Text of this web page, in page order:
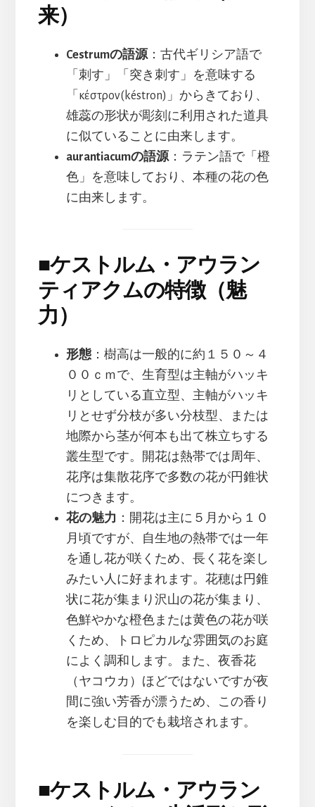
来）
Cestrumの語源：古代ギリシア語で
「刺す」「突き刺す」を意味する
「κέστρον(késtron)」からきており、
雄蕊の形状が彫刻に利用された道具
に似ていることに由来します。
aurantiacumの語源：ラテン語で「橙
色」を意味しており、本種の花の色
に由来します。
■ケストルム・アウラン
ティアクムの特徴（魅
力）
形態：樹高は一般的に約１５０～４
００ｃｍで、生育型は主軸がハッキ
リとしている直立型、主軸がハッキ
リとせず分枝が多い分枝型、または
地際から茎が何本も出て株立ちする
叢生型です。開花は熱帯では周年、
花序は集散花序で多数の花が円錐状
につきます。
花の魅力 ：開花は主に５月から１０
月頃ですが、自生地の熱帯では一年
を通し花が咲くため、長く花を楽し
みたい人に好まれます。花穂は円錐
状に花が集まり沢山の花が集まり、
色鮮やかな橙色または黄色の花が咲
くため、トロピカルな雰囲気のお庭
によく調和します。また、夜香花
（ヤコウカ）ほどではないですが夜
間に強い芳香が漂うため、この香り
を楽しむ目的でも栽培されます。
■ケストルム・アウラン